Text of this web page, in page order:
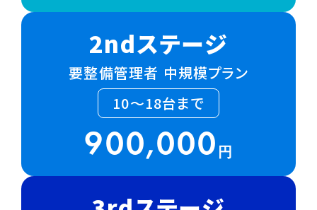
2ndステージ
要整備管理者 中規模プラン
10～18台まで
900,000 円